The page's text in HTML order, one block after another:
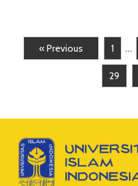
« Previous 1 …
29